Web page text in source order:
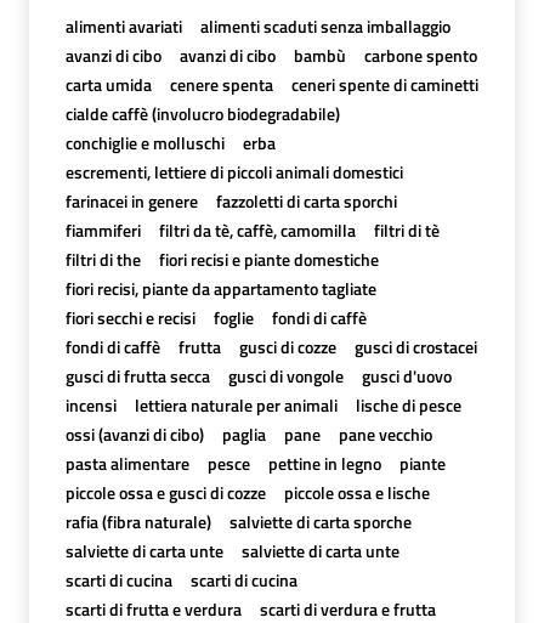
alimenti avariati
alimenti scaduti senza imballaggio
avanzi di cibo
avanzi di cibo bambù
carbone spento
carta umida
cenere spenta
ceneri spente di caminetti
cialde caffè (involucro biodegradabile)
conchiglie e molluschi
erba
escrementi, lettiere di piccoli animali domestici
farinacei in genere
fazzoletti di carta sporchi
fiammiferi
filtri da tè, caffè, camomilla
filtri di tè
filtri di the
fiori recisi e piante domestiche
fiori recisi, piante da appartamento tagliate
fiori secchi e recisi
foglie
fondi di caffè
fondi di caffè
frutta gusci di cozze
gusci di crostacei
gusci di frutta secca
gusci di vongole
gusci d'uovo
incensi
lettiera naturale per animali
lische di pesce
ossi (avanzi di cibo)
paglia pane
pane vecchio
pasta alimentare
pesce pettine in legno
piante
piccole ossa e gusci di cozze
piccole ossa e lische
rafia (fibra naturale)
salviette di carta sporche
salviette di carta unte
salviette di carta unte
scarti di cucina
scarti di cucina
scarti di frutta e verdura
scarti di verdura e frutta